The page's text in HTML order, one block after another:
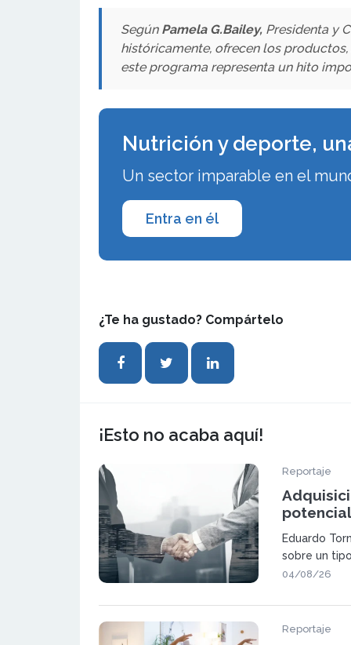
Según Pamela G.Bailey, Presidenta y
históricamente, ofrecen los
este programa representa un hito
Nutrición y deporte,
Un sector imparable en el
Entra en él
¿Te ha gustado? Compártelo
¡Esto no acaba aquí!
Reportaje
Eduardo
sobre un
ganar pes
04/08/26
Reportaje